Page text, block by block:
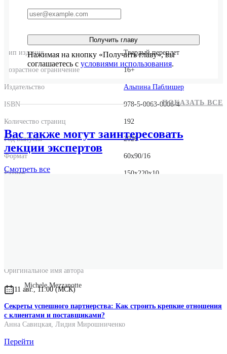
Тип издания Твердый переплет
Возрастное ограничение 16+
Издательство Альпина Паблишер
ISBN 978-5-0063-0006-4
Количество страниц 192
Год выпуска 2026
Формат 60x90/16
Размер 150x220x10
Оригинальное имя автора
Michele Mezzanotte
Получить главу
Нажимая на кнопку «Получить главу», вы
соглашаетесь с условиями использования.
ПОКАЗАТЬ ВСЕ
Вас также могут заинтересовать
лекции экспертов
Смотреть все
11 авг., 11:00 (МСК)
Секреты успешного партнерства: Как строить крепкие отношения
с клиентами и поставщиками?
Анна Савицкая, Лидия Мирошниченко
Перейти